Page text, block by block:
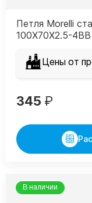
Петля Morelli
100X70X2.5-
Цены от
345 ₽
В наличии